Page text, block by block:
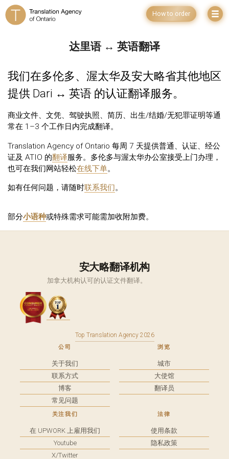
How to order
达里语 ↔ 英语翻译
我们在多伦多、渥太华及安大略省其他地区
提供 Dari ↔ 英语 的认证翻译服务。
商业文件、文凭、驾驶执照、简历、出生/结婚/无犯罪证明等通
常在 1–3 个工作日内完成翻译。
Translation Agency of Ontario 每周 7 天提供普通、认证、经公
证及 ATIO 的翻译服务。多伦多与渥太华办公室接受上门办理，
也可在我们网站轻松在线下单。
如有任何问题，请随时联系我们。
部分小语种或特殊需求可能需加收附加费。
安大略翻译机构
加拿大机构认可的认证文件翻译。
Top Translation Agency 2026
公司
关于我们
联系方式
博客
常见问题
浏览
城市
大使馆
翻译员
关注我们
在 UPWORK 上雇用我们
Youtube
X/Twitter
法律
使用条款
隐私政策